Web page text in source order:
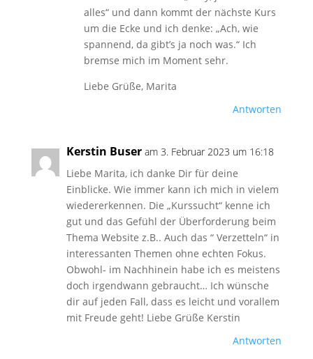
alles“ und dann kommt der nächste Kurs
um die Ecke und ich denke: „Ach, wie
spannend, da gibt’s ja noch was.“ Ich
bremse mich im Moment sehr.
Liebe Grüße, Marita
Antworten
Kerstin Buser am 3. Februar 2023 um 16:18
Liebe Marita, ich danke Dir für deine
Einblicke. Wie immer kann ich mich in vielem
wiedererkennen. Die „Kurssucht“ kenne ich
gut und das Gefühl der Überforderung beim
Thema Website z.B.. Auch das “ Verzetteln“ in
interessanten Themen ohne echten Fokus.
Obwohl- im Nachhinein habe ich es meistens
doch irgendwann gebraucht… Ich wünsche
dir auf jeden Fall, dass es leicht und vorallem
mit Freude geht! Liebe Grüße Kerstin
Antworten